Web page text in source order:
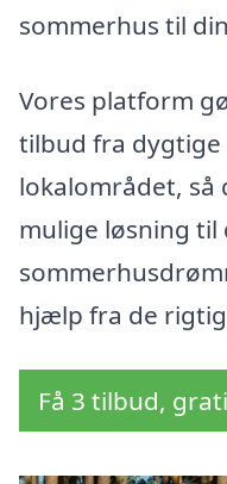
sommerhus til
Vores platform
tilbud fra
lokalområdet, så
mulige løsning
hjælp fra de
Få 3 tilbud,